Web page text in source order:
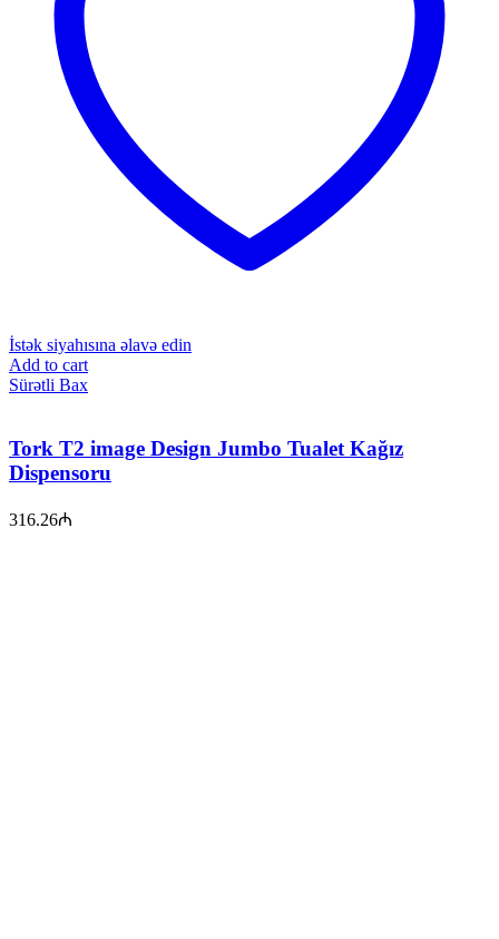
İstək siyahısına əlavə edin
Add to cart
Sürətli Bax
Tork T2 image Design Jumbo Tualet Kağız
Dispensoru
316.26₼